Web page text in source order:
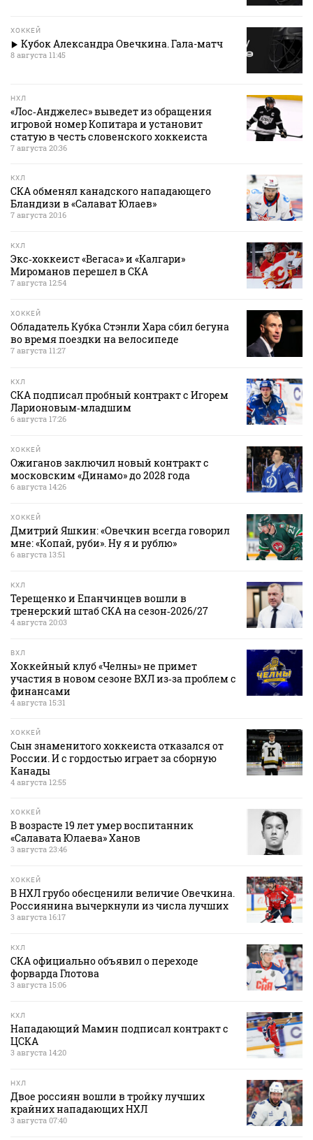
ХОККЕЙ
Кубок Александра Овечкина. Гала-матч
8 августа 11:45
НХЛ
«Лос‑Анджелес» выведет из обращения
игровой номер Копитара и установит
статую в честь словенского хоккеиста
7 августа 20:36
КХЛ
СКА обменял канадского нападающего
Бландизи в «Салават Юлаев»
7 августа 20:16
КХЛ
Экс‑хоккеист «Вегаса» и «Калгари»
Мироманов перешел в СКА
7 августа 12:54
ХОККЕЙ
Обладатель Кубка Стэнли Хара сбил бегуна
во время поездки на велосипеде
7 августа 11:27
КХЛ
СКА подписал пробный контракт с Игорем
Ларионовым‑младшим
6 августа 17:26
ХОККЕЙ
Ожиганов заключил новый контракт с
московским «Динамо» до 2028 года
6 августа 14:26
ХОККЕЙ
Дмитрий Яшкин: «Овечкин всегда говорил
мне: «Копай, руби». Ну я и рублю»
6 августа 13:51
КХЛ
Терещенко и Епанчинцев вошли в
тренерский штаб СКА на сезон‑2026/27
4 августа 20:03
ВХЛ
Хоккейный клуб «Челны» не примет
участия в новом сезоне ВХЛ из‑за проблем с
финансами
4 августа 15:31
ХОККЕЙ
Сын знаменитого хоккеиста отказался от
России. И с гордостью играет за сборную
Канады
4 августа 12:55
ХОККЕЙ
В возрасте 19 лет умер воспитанник
«Салавата Юлаева» Ханов
3 августа 23:46
ХОККЕЙ
В НХЛ грубо обесценили величие Овечкина.
Россиянина вычеркнули из числа лучших
3 августа 16:17
КХЛ
СКА официально объявил о переходе
форварда Глотова
3 августа 15:06
КХЛ
Нападающий Мамин подписал контракт с
ЦСКА
3 августа 14:20
НХЛ
Двое россиян вошли в тройку лучших
крайних нападающих НХЛ
3 августа 07:40